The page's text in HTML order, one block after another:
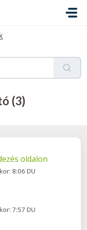
(3)
oldalon
8:06 DU
7:57 DU